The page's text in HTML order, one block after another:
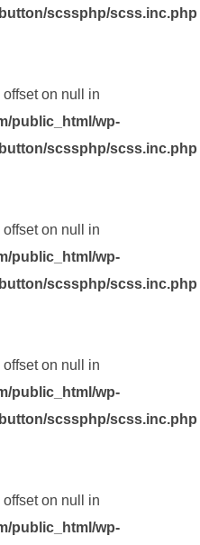
scssphp/scss.inc.php
on null in
public_html/wp-
scssphp/scss.inc.php
on null in
public_html/wp-
scssphp/scss.inc.php
on null in
public_html/wp-
scssphp/scss.inc.php
on null in
public_html/wp-